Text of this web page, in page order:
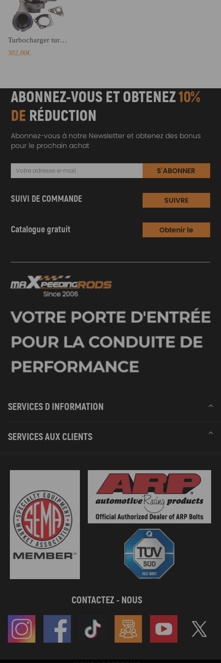
Turbocharger turbocompresseur compatible pour Volkswagen T5 Transporter 2.5 TDI 070145701K
302,00€
ABONNEZ-VOUS ET OBTENEZ10%
DE RÉDUCTION
Abonnez-vous à notre Newsletter et obtenez des bonus
pour le prochain achat
S'ABONNER
SUIVI DE COMMANDE SUIVRE
Catalogue gratuit
Obtenir le
SERVICES D INFORMATION
SERVICES AUX CLIENTS
CONTACTEZ - NOUS